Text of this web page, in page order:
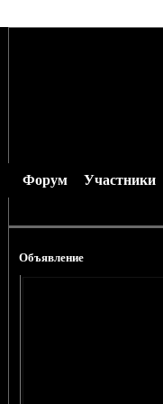
Форум Участники
Объявление